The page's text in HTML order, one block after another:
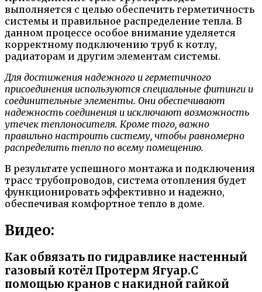
выполняется с целью обеспечить герметичность
системы и правильное распределение тепла. В
данном процессе особое внимание уделяется
корректному подключению труб к котлу,
радиаторам и другим элементам системы.
Для достижения надежного и герметичного
присоединения используются специальные фитинги и
соединительные элементы. Они обеспечивают
надежность соединения и исключают возможность
утечек теплоносителя. Кроме того, важно
правильно настроить систему, чтобы равномерно
распределить тепло по всему помещению.
В результате успешного монтажа и подключения
трасс трубопроводов, система отопления будет
функционировать эффективно и надежно,
обеспечивая комфортное тепло в доме.
Видео:
Как обвязать по гидравлике настенный
газовый котёл Протерм Ягуар.С
помощью кранов с накидной гайкой